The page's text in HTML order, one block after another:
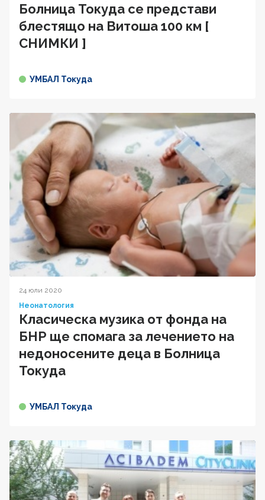
Болница Токуда се представи
блестящо на Витоша 100 км [
СНИМКИ ]
УМБАЛ Токуда
24 юли 2020
Неонатология
Класическа музика от фонда на
БНР ще спомага за лечението на
недоносените деца в Болница
Токуда
УМБАЛ Токуда